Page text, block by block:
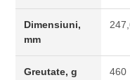
Dimensiuni,
mm
Greutate, g 460